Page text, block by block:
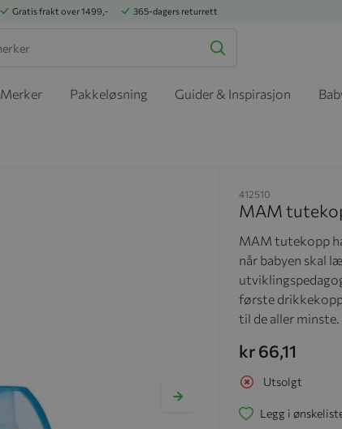
Gratis frakt over 1499,- 365-dagers returrett
Merker Pakkeløsning Guider & Inspirasjon
412510
MAM
MAM tutekopp
når babyen skal
første
til de aller minste.
kr 66,11
Utsolgt
Legg i